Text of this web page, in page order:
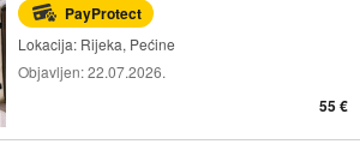
PayProtect
Lokacija: Rijeka, Pećine
Objavljen:22.07.2026.
55 €